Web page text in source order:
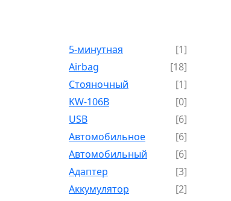
5-минутная
[1]
Airbag
[18]
Cтояночный
[1]
KW-106B
[0]
USB
[6]
Автомобильное
[6]
Автомобильный
[6]
Адаптер
[3]
Аккумулятор
[2]